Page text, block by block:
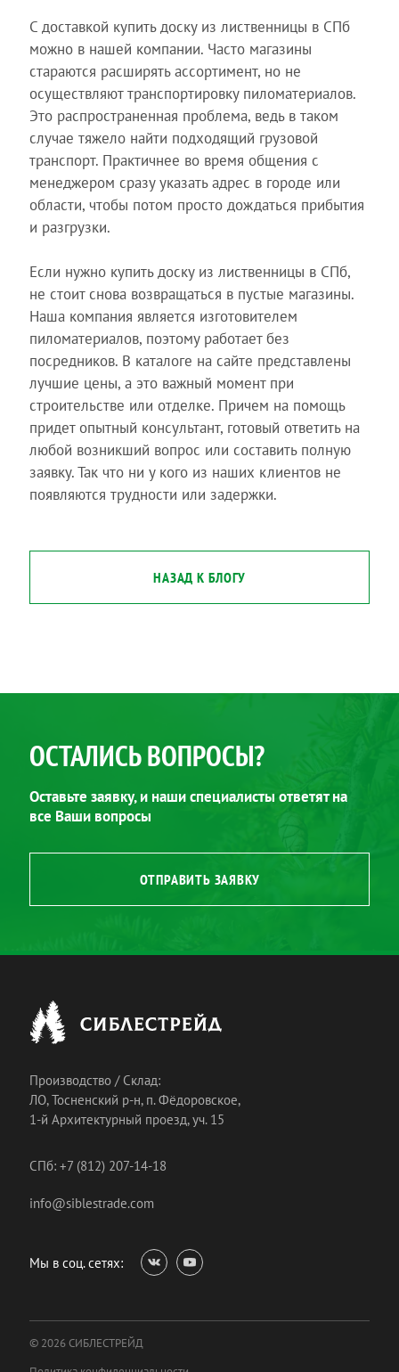
С доставкой купить доску из лиственницы в СПб
можно в нашей компании. Часто магазины
стараются расширять ассортимент, но не
осуществляют транспортировку пиломатериалов.
Это распространенная проблема, ведь в таком
случае тяжело найти подходящий грузовой
транспорт. Практичнее во время общения с
менеджером сразу указать адрес в городе или
области, чтобы потом просто дождаться прибытия
и разгрузки.
Если нужно купить доску из лиственницы в СПб,
не стоит снова возвращаться в пустые магазины.
Наша компания является изготовителем
пиломатериалов, поэтому работает без
посредников. В каталоге на сайте представлены
лучшие цены, а это важный момент при
строительстве или отделке. Причем на помощь
придет опытный консультант, готовый ответить на
любой возникший вопрос или составить полную
заявку. Так что ни у кого из наших клиентов не
появляются трудности или задержки.
НАЗАД К БЛОГУ
ОСТАЛИСЬ ВОПРОСЫ?
Оставьте заявку, и наши специалисты ответят на
все Ваши вопросы
ОТПРАВИТЬ ЗАЯВКУ
Производство / Склад:
ЛО, Тосненский р-н, п. Фёдоровское,
1-й Архитектурный проезд, уч. 15
СПб: +7 (812) 207-14-18
info@siblestrade.com
Мы в соц. сетях:
© 2026 СИБЛЕСТРЕЙД